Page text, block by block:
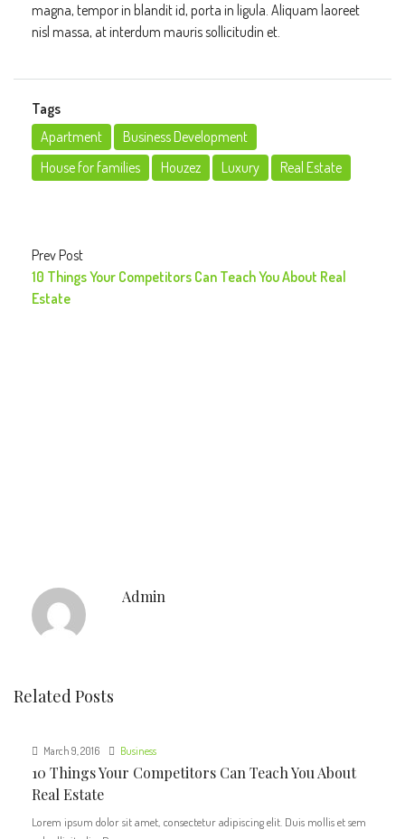
magna, tempor in blandit id, porta in ligula. Aliquam laoreet
nisl massa, at interdum mauris sollicitudin et.
Tags
Apartment
Business Development
House for families
Houzez Luxury Real Estate
Prev Post
10 Things Your Competitors Can Teach You About Real
Estate
Admin
Related Posts
March 9, 2016 Business
10 Things Your Competitors Can Teach You About
Real Estate
Lorem ipsum dolor sit amet, consectetur adipiscing elit. Duis mollis et sem